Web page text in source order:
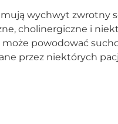
wychwyt zwrotny
cholinergiczne i
powodować
przez niektórych